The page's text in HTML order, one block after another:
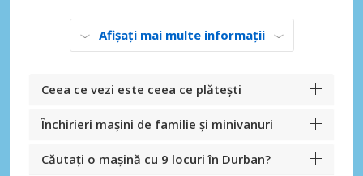
Afișați mai multe informații
Ceea ce vezi este ceea ce plătești
Închirieri mașini de familie și minivanuri
Căutați o mașină cu 9 locuri în Durban?